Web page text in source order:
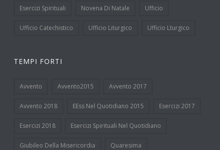
Esercizi Spirituali Novena Di Natale Ufficio
Ufficio Catechistico Ufficio Liturgico Ufficio Lturgico
TEMPI FORTI
Avvento Avvento2015 Avvento 2017
Avvento 2018 EEss Nel Quotidiano 2015 Esercizi 2017
Esercizi 2018 Esercizi Spirituali Nel Quotidiano
Giubileo Della Misericordia Quaresima